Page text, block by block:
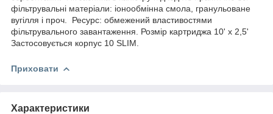
фільтрувальні матеріали: іонообмінна смола, гранульоване
вугілля і проч. Ресурс: обмежений властивостями
фільтрувального завантаження. Розмір картриджа 10' x 2,5'
Застосовується корпус 10 SLIM.
Приховати
Характеристики